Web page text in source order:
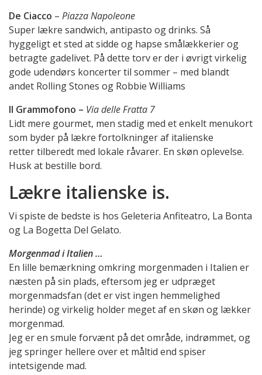
De Ciacco – Piazza Napoleone
Super lækre sandwich, antipasto og drinks. Så
hyggeligt et sted at sidde og hapse smålækkerier og
betragte gadelivet. På dette torv er der i øvrigt virkelig
gode udendørs koncerter til sommer – med blandt
andet Rolling Stones og Robbie Williams
Il Grammofono – Via delle Fratta 7
Lidt mere gourmet, men stadig med et enkelt menukort
som byder på lækre fortolkninger af italienske
retter tilberedt med lokale råvarer. En skøn oplevelse.
Husk at bestille bord.
Lækre italienske is.
Vi spiste de bedste is hos Geleteria Anfiteatro, La Bonta
og La Bogetta Del Gelato.
Morgenmad i Italien …
En lille bemærkning omkring morgenmaden i Italien er
næsten på sin plads, eftersom jeg er udpræget
morgenmadsfan (det er vist ingen hemmelighed
herinde) og virkelig holder meget af en skøn og lækker
morgenmad.
Jeg er en smule forvænt på det område, indrømmet, og
jeg springer hellere over et måltid end spiser
intetsigende mad.